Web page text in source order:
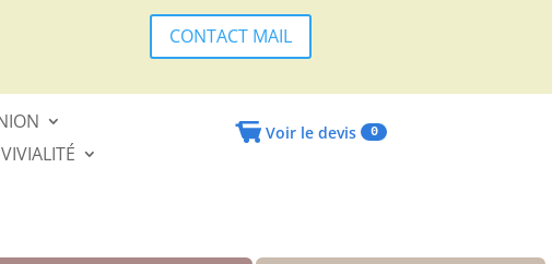
CONTACT MAIL
Voir le devis 0